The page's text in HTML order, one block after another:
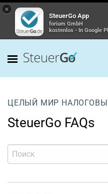
×
SteuerGo App
forium GmbH
kostenlos - In Google
ЦЕЛЫЙ МИР
SteuerGo FAQs